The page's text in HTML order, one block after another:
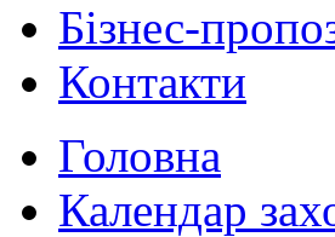
Бізнес-
Контакти
Головна
Календар